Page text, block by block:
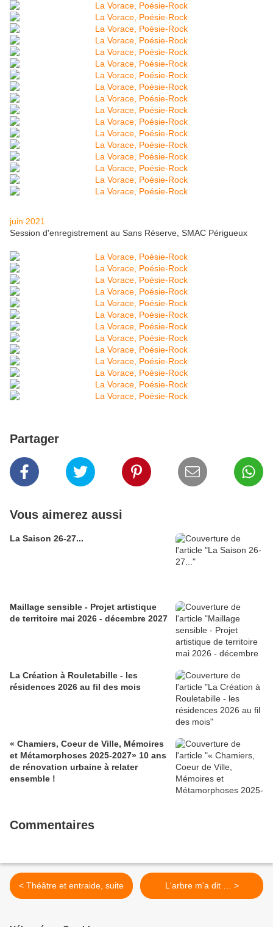
juin 2021
Session d'enregistrement au Sans Réserve, SMAC Périgueux
Partager
Vous aimerez aussi
La Saison 26-27...
Maillage sensible - Projet artistique
de territoire mai 2026 - décembre 2027
La Création à Rouletabille - les
résidences 2026 au fil des mois
« Chamiers, Coeur de Ville, Mémoires
et Métamorphoses 2025-2027» 10 ans
de rénovation urbaine à relater
ensemble !
Commentaires
< Théâtre et entraide, suite L'arbre m'a dit … >